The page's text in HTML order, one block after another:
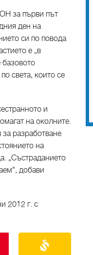
за първи път
ден на
си по повода
е „в
света, които се
и
на околните.
разработване
на
„Състраданието
добави
2012 г. с